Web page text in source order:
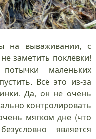
на вываживании, с
заметить поклёвки!
маленьких
Всё это из-за
Да, он не очень
контролировать
мягком дне (что
является